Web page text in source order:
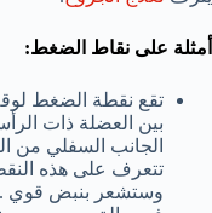
أمثلة على نقاط الضغط:
تقع نقطة الضغط
بين العضلة ذات
الجانب السفلي من
تتعرف على هذه
وستشعر بنبض قوي .